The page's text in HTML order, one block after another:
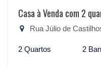
Casa à Venda com 2
Rua Júlio de Castilhos,
2 Quartos 2